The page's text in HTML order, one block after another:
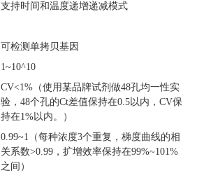
支持时间和温度递增递减模式
可检测单拷贝基因
1~10^10
CV<1%（使用某品牌试剂做48孔均一性实
验，48个孔的Ct差值保持在0.5以内，CV保
持在1%以内。）
0.99~1（每种浓度3个重复，梯度曲线的相
关系数>0.99，扩增效率保持在99%~101%
之间）